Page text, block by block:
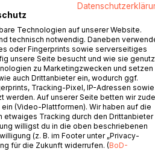
Sir Percival auf eine Reise in
Leute, schwelgen in
die Koffer und ist sicher, dass es
Penny angekommen gibt es
auf der einsamen Insel?
TITEL BEIBoD
Technologien auf unserer Website.
technisch notwendig. Daneben
oder Fingerprints sowie serverseitiges
unsere Seite besucht und wie sie
zu Marketingzwecken und setzen
auch Drittanbieter ein, wodurch ggf.
Tracking-Pixel, IP-Adressen sowie
werden. Auf unserer Seite betten wir
(Video-Plattformen). Wir haben auf die
etwaiges Tracking durch den Drittanbieter
willigst du in die oben beschriebenen
(z. B. im Footer unter „Privacy-
für die Zukunft widerrufen. (BoD-